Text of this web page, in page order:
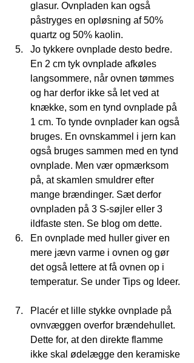
glasur. Ovnpladen kan også
påstryges en opløsning af 50%
quartz og 50% kaolin.
Jo tykkere ovnplade desto bedre.
En 2 cm tyk ovnplade afkøles
langsommere, når ovnen tømmes
og har derfor ikke så let ved at
knække, som en tynd ovnplade på
1 cm. To tynde ovnplader kan også
bruges. En ovnskammel i jern kan
også bruges sammen med en tynd
ovnplade. Men vær opmærksom
på, at skamlen smuldrer efter
mange brændinger. Sæt derfor
ovnpladen på 3 S-søjler eller 3
ildfaste sten. Se blog om dette.
En ovnplade med huller giver en
mere jævn varme i ovnen og gør
det også lettere at få ovnen op i
temperatur. Se under Tips og Ideer.
Placér et lille stykke ovnplade på
ovnvæggen overfor brændehullet.
Dette for, at den direkte flamme
ikke skal ødelægge den keramiske